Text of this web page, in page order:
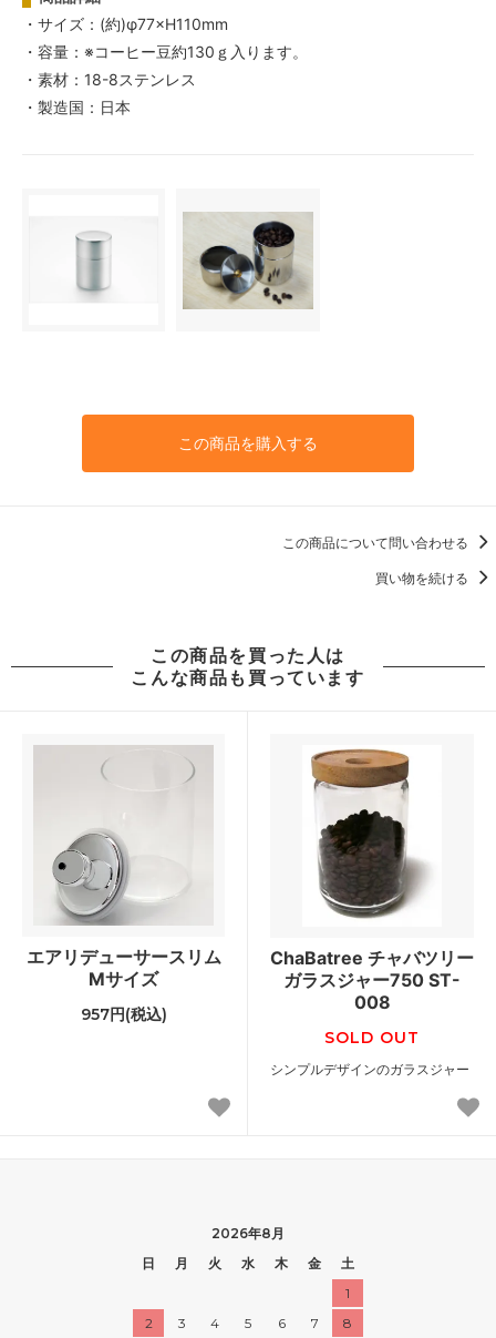
・サイズ：(約)φ77×H110mm
・容量：※コーヒー豆約130ｇ入ります。
・素材：18-8ステンレス
・製造国：日本
この商品を購入する
この商品について問い合わせる
買い物を続ける
この商品を買った人は
こんな商品も買っています
エアリデューサースリム
Mサイズ
957円(税込)
ChaBatree チャバツリー
ガラスジャー750 ST-
008
SOLD OUT
シンプルデザインのガラスジャー
2026年8月
日
月 火 水 木 金
土
1
2
3 4 5 6 7
8